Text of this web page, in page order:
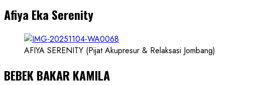
Ilmuwan
Afiya Eka Serenity
AFIYA SERENITY (Pijat Akupresur & Relaksasi Jombang)
BEBEK BAKAR KAMILA